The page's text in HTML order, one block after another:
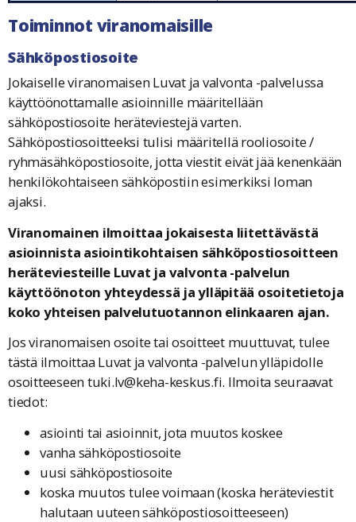
Toiminnot viranomaisille
Sähköpostiosoite
Jokaiselle viranomaisen Luvat ja valvonta -palvelussa
käyttöönottamalle asioinnille määritellään
sähköpostiosoite heräteviestejä varten.
Sähköpostiosoitteeksi tulisi määritellä rooliosoite /
ryhmäsähköpostiosoite, jotta viestit eivät jää kenenkään
henkilökohtaiseen sähköpostiin esimerkiksi loman
ajaksi.
Viranomainen ilmoittaa jokaisesta liitettävästä
asioinnista asiointikohtaisen sähköpostiosoitteen
heräteviesteille Luvat ja valvonta -palvelun
käyttöönoton yhteydessä ja ylläpitää osoitetietoja
koko yhteisen palvelutuotannon elinkaaren ajan.
Jos viranomaisen osoite tai osoitteet muuttuvat, tulee
tästä ilmoittaa Luvat ja valvonta -palvelun ylläpidolle
osoitteeseentuki.lv@keha-keskus.fi. Ilmoita seuraavat
tiedot:
asiointi tai asioinnit, jota muutos koskee
vanha sähköpostiosoite
uusi sähköpostiosoite
koska muutos tulee voimaan (koska heräteviestit
halutaan uuteen sähköpostiosoitteeseen)